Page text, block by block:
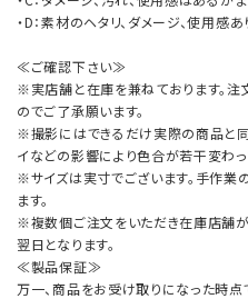
・D：素材のヘタリ、ダメージ、使用感
≪ご確認下さい≫
※実店舗と在庫を兼ねております。
のでご了承願います。
※撮影にはできるだけ実際の商品と同
イなどの影響により色合が若干変わっ
※サイズは実寸でございます。手作
ます。
※複数個ご注文をいただき在庫店舗
翌日となります。
≪製品保証≫
万一、商品をお受け取りになった時点